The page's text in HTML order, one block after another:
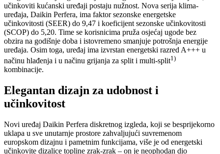
učinkoviti kućanski uređaji postaju nužnost. Nova serija klima-
uređaja, Daikin Perfera, ima faktor sezonske energetske
učinkovitosti (SEER) do 9,47 i koeficijent sezonske učinkovitosti
(SCOP) do 5,20. Time se korisnicima pruža osjećaj ugode bez
obzira na godišnje doba i istovremeno smanjuje potrošnja energije
uređaja. Osim toga, uređaj ima izvrstan energetski razred A+++ u
načinu hlađenja i u načinu grijanja za split i multi-split1)
kombinacije.
Elegantan dizajn za udobnost i
učinkovitost
Novi uređaj Daikin Perfera diskretnog izgleda, koji se besprijekorno
uklapa u sve unutarnje prostore zahvaljujući suvremenom
europskom dizajnu i pametnim funkcijama, više je od energetski
učinkovite dizalice topline zrak-zrak – on je neophodan dio